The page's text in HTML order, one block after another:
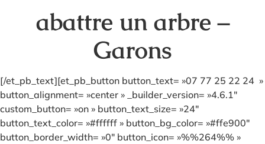
abattre un arbre –
Garons
[/et_pb_text][et_pb_button button_text= »07 77 25 22 24 »
button_alignment= »center » _builder_version= »4.6.1″
custom_button= »on » button_text_size= »24″
button_text_color= »#ffffff » button_bg_color= »#ffe900″
button_border_width= »0″ button_icon= »%%264%% »